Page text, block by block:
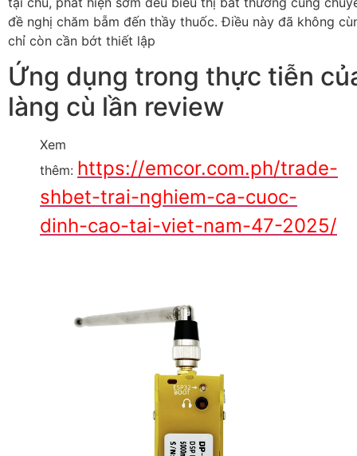
đề nghị chăm bẵm đến thầy thuốc. Điều này đã không
chỉ còn cần bớt thiết lập
Ứng dụng trong thực tiễn
làng cù lần review
Xem
thêm: https://emcor.com.ph/trade-
shbet-trai-nghiem-ca-cuoc-
dinh-cao-tai-viet-nam-47-2025/